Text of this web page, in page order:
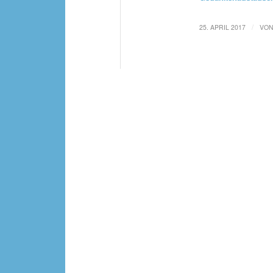
25. APRIL 2017 VON